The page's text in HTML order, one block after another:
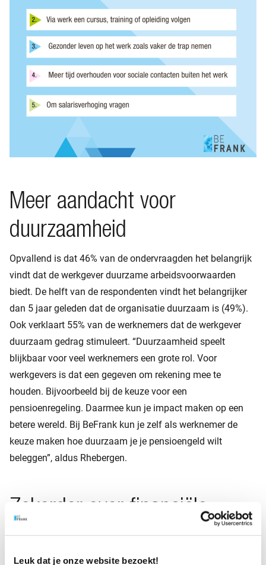
Leuk dat je onze website bezoekt!
Meer aandacht voor
duurzaamheid
Opvallend is dat 46% van de ondervraagden het belangrijk
vindt dat de werkgever duurzame arbeidsvoorwaarden
biedt. De helft van de respondenten vindt het belangrijker
dan 5 jaar geleden dat de organisatie duurzaam is (49%).
Ook verklaart 55% van de werknemers dat de werkgever
duurzaam gedrag stimuleert. “Duurzaamheid speelt
blijkbaar voor veel werknemers een grote rol. Voor
werkgevers is dat een gegeven om rekening mee te
houden. Bijvoorbeeld bij de keuze voor een
pensioenregeling. Daarmee kun je impact maken op een
betere wereld. Bij BeFrank kun je zelf als werknemer de
keuze maken hoe duurzaam je je pensioengeld wilt
beleggen”, aldus Rhebergen.
Zekerder over financiële
toekomst